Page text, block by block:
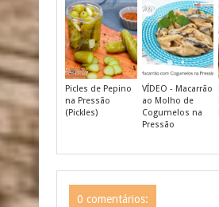
Picles de Pepino
na Pressão
(Pickles)
VÍDEO - Macarrão
ao Molho de
Cogumelos na
Pressão
0 comentários: